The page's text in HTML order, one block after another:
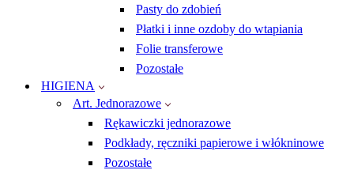
Pasty do zdobień
Płatki i inne ozdoby do wtapiania
Folie transferowe
Pozostałe
HIGIENA
Art. Jednorazowe
Rękawiczki jednorazowe
Podkłady, ręczniki papierowe i włókninowe
Pozostałe